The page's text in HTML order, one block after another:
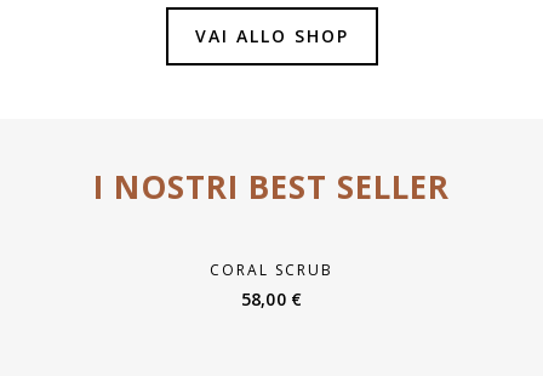
VAI ALLO SHOP
I NOSTRI BEST SELLER
CORAL SCRUB
58,00 €